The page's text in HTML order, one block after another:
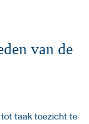
van de
taak toezicht te